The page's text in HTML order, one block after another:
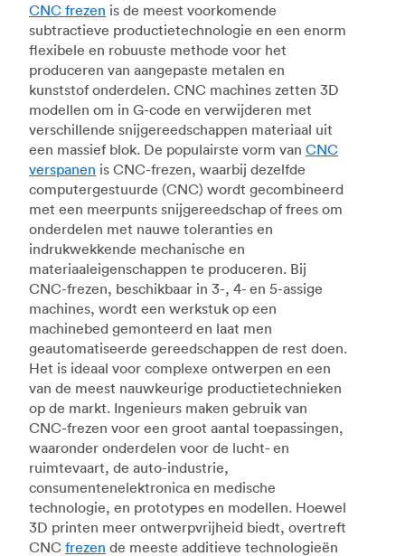
CNC frezen is de meest voorkomende
subtractieve productietechnologie en een enorm
flexibele en robuuste methode voor het
produceren van aangepaste metalen en
kunststof onderdelen. CNC machines zetten 3D
modellen om in G-code en verwijderen met
verschillende snijgereedschappen materiaal uit
een massief blok. De populairste vorm van CNC
verspanen is CNC-frezen, waarbij dezelfde
computergestuurde (CNC) wordt gecombineerd
met een meerpunts snijgereedschap of frees om
onderdelen met nauwe toleranties en
indrukwekkende mechanische en
materiaaleigenschappen te produceren. Bij
CNC-frezen, beschikbaar in 3-, 4- en 5-assige
machines, wordt een werkstuk op een
machinebed gemonteerd en laat men
geautomatiseerde gereedschappen de rest doen.
Het is ideaal voor complexe ontwerpen en een
van de meest nauwkeurige productietechnieken
op de markt. Ingenieurs maken gebruik van
CNC-frezen voor een groot aantal toepassingen,
waaronder onderdelen voor de lucht- en
ruimtevaart, de auto-industrie,
consumentenelektronica en medische
technologie, en prototypes en modellen. Hoewel
3D printen meer ontwerpvrijheid biedt, overtreft
CNC frezen de meeste additieve technologieën